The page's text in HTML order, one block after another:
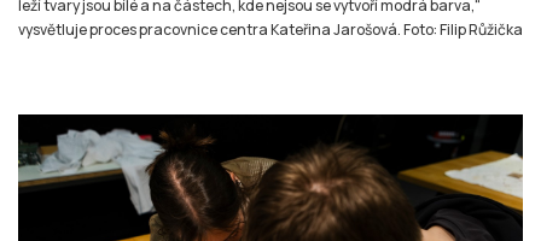
leží tvary jsou bílé a na částech, kde nejsou se vytvoří modrá barva,"
vysvětluje proces pracovnice centra Kateřina Jarošová. Foto: Filip Růžička